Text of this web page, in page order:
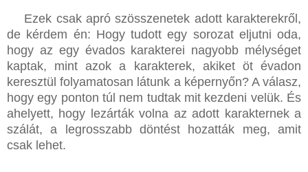
Ezek csak apró szösszenetek adott karakterekről,
de kérdem én: Hogy tudott egy sorozat eljutni oda,
hogy az egy évados karakterei nagyobb mélységet
kaptak, mint azok a karakterek, akiket öt évadon
keresztül folyamatosan látunk a képernyőn? A válasz,
hogy egy ponton túl nem tudtak mit kezdeni velük. És
ahelyett, hogy lezárták volna az adott karakternek a
szálát, a legrosszabb döntést hozatták meg, amit
csak lehet.